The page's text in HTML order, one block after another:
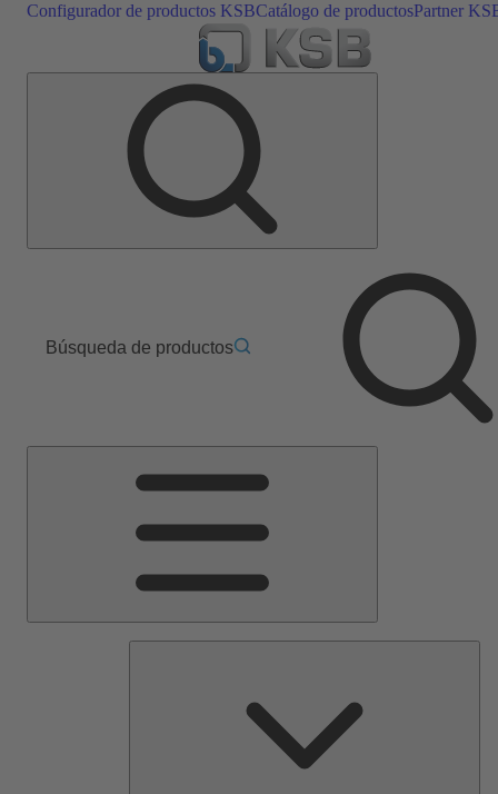
Configurador de productos KSBCatálogo de productosPartner
Búsqueda de productos